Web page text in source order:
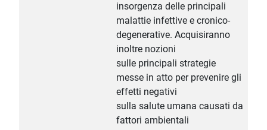
insorgenza delle principali
malattie infettive e cronico-
degenerative. Acquisiranno
inoltre nozioni
sulle principali strategie
messe in atto per prevenire gli
effetti negativi
sulla salute umana causati da
fattori ambientali